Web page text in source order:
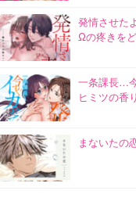
発情させた
Ωの疼きを
一条課長…
ヒミツの香
まないたの